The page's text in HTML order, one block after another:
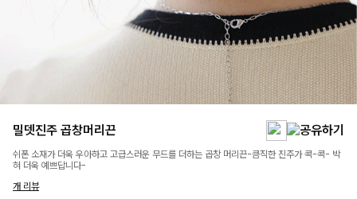
밀뎃진주 곱창머리끈
쉬폰 소재가 더욱 우아하고 고급스러운 무드를 더하는 곱창 머리끈-큼직한 진주가 콕-콕- 박
혀 더욱 예쁘답니다-
개 리뷰